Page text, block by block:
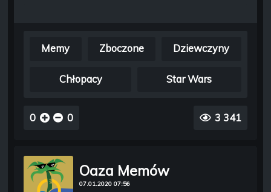
Memy Zboczone Dziewczyny
Chłopacy Star Wars
0 0 3 341
Oaza Memów
07.01.2020 07:56